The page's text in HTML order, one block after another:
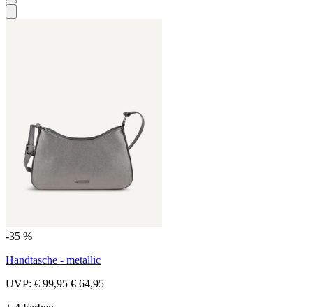
-35 %
Handtasche - metallic
UVP: € 99,95 € 64,95